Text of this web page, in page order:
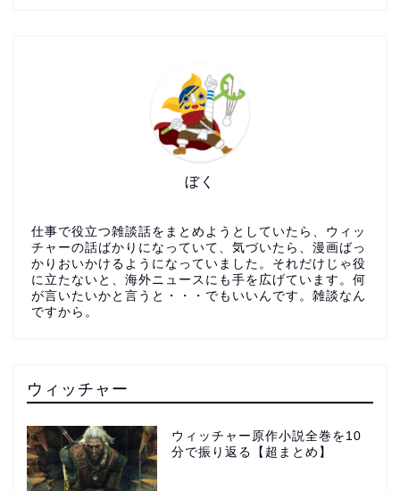
ぼく
仕事で役立つ雑談話をまとめようとしていたら、ウィッ
チャーの話ばかりになっていて、気づいたら、漫画ばっ
かりおいかけるようになっていました。それだけじゃ役
に立たないと、海外ニュースにも手を広げています。何
が言いたいかと言うと・・・でもいいんです。雑談なん
ですから。
ウィッチャー
ウィッチャー原作小説全巻を10
分で振り返る【超まとめ】